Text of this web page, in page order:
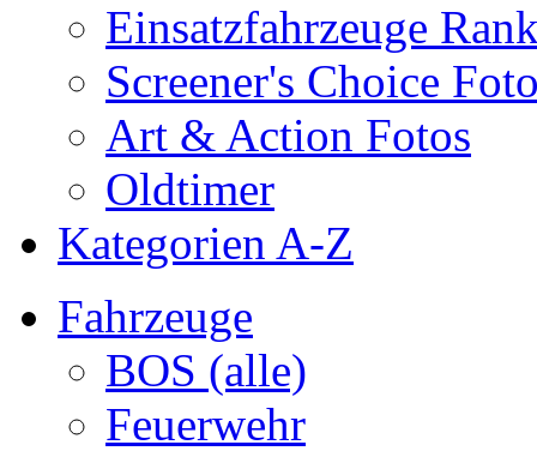
Einsatzfahrzeuge
Screener's Choice
Art & Action Fotos
Oldtimer
Kategorien A-Z
Fahrzeuge
BOS (alle)
Feuerwehr